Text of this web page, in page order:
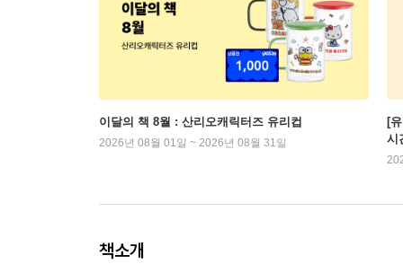
이달의 책 8월 : 산리오캐릭터즈 유리컵
2026년 08월 01일 ~ 2026년 08월 31일
[
시
책소개